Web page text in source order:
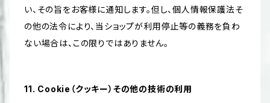
い、その旨をお客様に通知します。但し、個人情報保護法そ
の他の法令により、当ショップが利用停止等の義務を負わ
ない場合は、この限りではありません。
11. Cookie（クッキー）その他の技術の利用